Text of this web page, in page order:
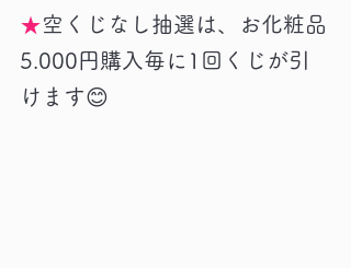
★空くじなし抽選は、お化粧品
5.000円購入毎に1回くじが引
けます😊